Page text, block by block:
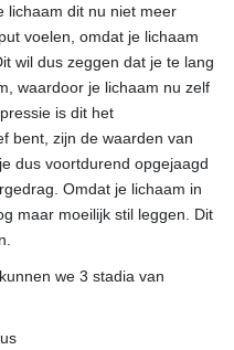
lichaam dit nu niet meer
voelen, omdat je lichaam
wil dus zeggen dat je te lang
waardoor je lichaam nu zelf
is dit het
bent, zijn de waarden van
dus voortdurend opgejaagd
Omdat je lichaam in
maar moeilijk stil leggen. Dit
we 3 stadia van